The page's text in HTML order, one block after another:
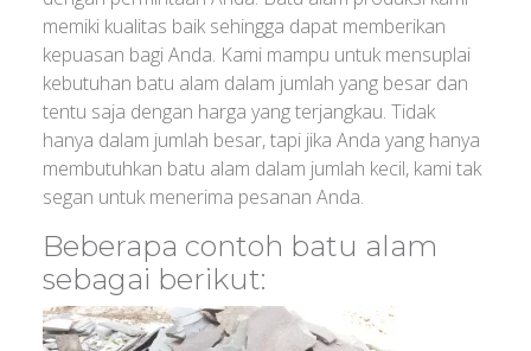
memiki kualitas baik sehingga dapat memberikan
kepuasan bagi Anda. Kami mampu untuk mensuplai
kebutuhan batu alam dalam jumlah yang besar dan
tentu saja dengan harga yang terjangkau. Tidak
hanya dalam jumlah besar, tapi jika Anda yang hanya
membutuhkan batu alam dalam jumlah kecil, kami tak
segan untuk menerima pesanan Anda.
Beberapa contoh batu alam
sebagai berikut: